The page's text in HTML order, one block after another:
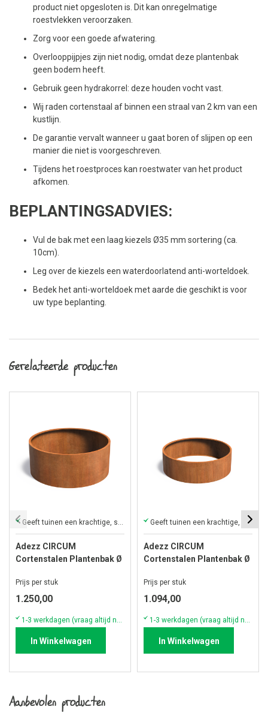
product niet opgesloten is. Dit kan onregelmatige
roestvlekken veroorzaken.
Zorg voor een goede afwatering.
Overlooppijpjes zijn niet nodig, omdat deze plantenbak
geen bodem heeft.
Gebruik geen hydrakorrel: deze houden vocht vast.
Wij raden cortenstaal af binnen een straal van 2 km van een
kustlijn.
De garantie vervalt wanneer u gaat boren of slijpen op een
manier die niet is voorgeschreven.
Tijdens het roestproces kan roestwater van het product
afkomen.
BEPLANTINGSADVIES:
Vul de bak met een laag kiezels Ø35 mm sortering (ca.
10cm).
Leg over de kiezels een waterdoorlatend anti-worteldoek.
Bedek het anti-worteldoek met aarde die geschikt is voor
uw type beplanting.
Gerelateerde producten
Geeft tuinen een krachtige, stijlvolle en warme uitstraling.
Adezz CIRCUM
Cortenstalen Plantenbak Ø
Prijs per stuk
1.250,00
In Winkelwagen
Geeft tuinen een krachtige, stijlvolle en warme uitstraling.
Adezz CIRCUM
Cortenstalen Plantenbak Ø
Prijs per stuk
1.094,00
In Winkelwagen
Aanbevolen producten